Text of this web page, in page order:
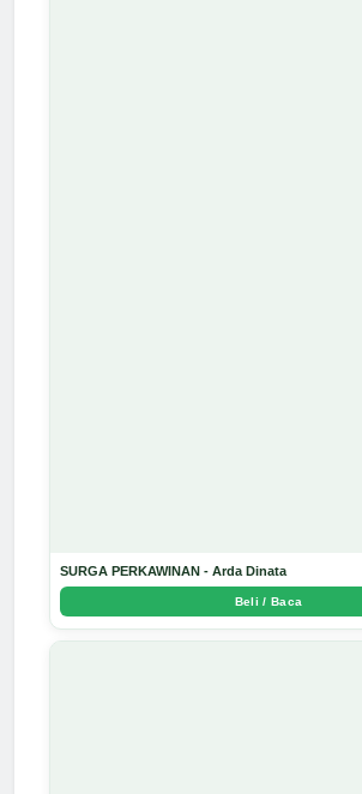
SURGA PERKAWINAN - Arda Dinata
Beli / Baca